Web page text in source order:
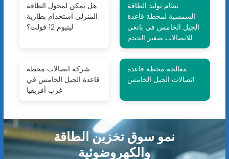
هل يمكن لمحول الطاقة
المنزلي استخدام بطارية
ليثيوم 12 فولت؟
نظام توليد الطاقة
الشمسية لمحطة قاعدة
الجيل الخامس في بانغي
للاتصالات صغير الحجم
شركة اتصالات محطة
قاعدة الجيل الخامس في
غرب أفريقيا
معالجة محطة قاعدة
اتصالات الجيل الخامس
نمو سوق تخزين الطاقة
والكهروضوئية